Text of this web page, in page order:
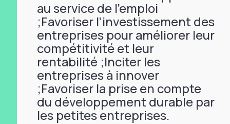
au service de l’emploi
;Favoriser l’investissement des
entreprises pour améliorer leur
compétitivité et leur
rentabilité ;Inciter les
entreprises à innover
;Favoriser la prise en compte
du développement durable par
les petites entreprises.